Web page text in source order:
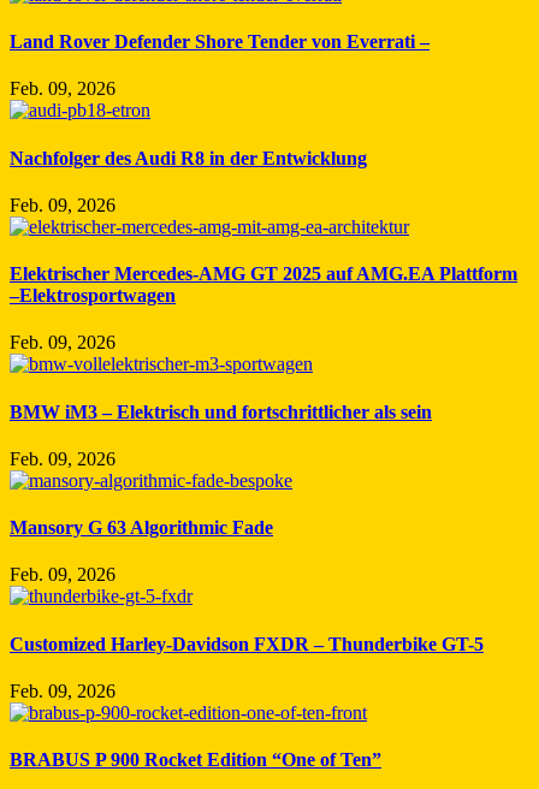
Land Rover Defender Shore Tender von Everrati –
Feb. 09, 2026
Nachfolger des Audi R8 in der Entwicklung
Feb. 09, 2026
Elektrischer Mercedes-AMG GT 2025 auf AMG.EA Plattform
–Elektrosportwagen
Feb. 09, 2026
BMW iM3 – Elektrisch und fortschrittlicher als sein
Feb. 09, 2026
Mansory G 63 Algorithmic Fade
Feb. 09, 2026
Customized Harley-Davidson FXDR – Thunderbike GT-5
Feb. 09, 2026
BRABUS P 900 Rocket Edition “One of Ten”